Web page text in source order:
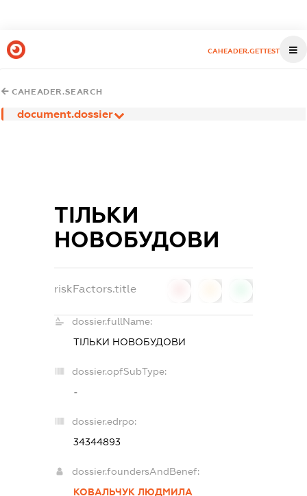
CAHEADER.GETTEST
CAHEADER.SEARCH
document.dossier
ТІЛЬКИ
НОВОБУДОВИ
riskFactors.title
dossier.fullName:
ТІЛЬКИ НОВОБУДОВИ
dossier.opfSubType:
-
dossier.edrpo:
34344893
dossier.foundersAndBenef:
КОВАЛЬЧУК ЛЮДМИЛА